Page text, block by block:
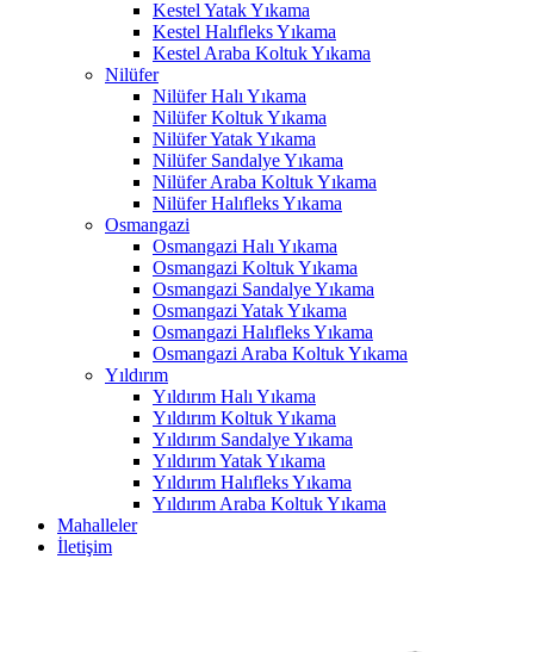
Kestel Yatak Yıkama
Kestel Halıfleks Yıkama
Kestel Araba Koltuk Yıkama
Nilüfer
Nilüfer Halı Yıkama
Nilüfer Koltuk Yıkama
Nilüfer Yatak Yıkama
Nilüfer Sandalye Yıkama
Nilüfer Araba Koltuk Yıkama
Nilüfer Halıfleks Yıkama
Osmangazi
Osmangazi Halı Yıkama
Osmangazi Koltuk Yıkama
Osmangazi Sandalye Yıkama
Osmangazi Yatak Yıkama
Osmangazi Halıfleks Yıkama
Osmangazi Araba Koltuk Yıkama
Yıldırım
Yıldırım Halı Yıkama
Yıldırım Koltuk Yıkama
Yıldırım Sandalye Yıkama
Yıldırım Yatak Yıkama
Yıldırım Halıfleks Yıkama
Yıldırım Araba Koltuk Yıkama
Mahalleler
İletişim